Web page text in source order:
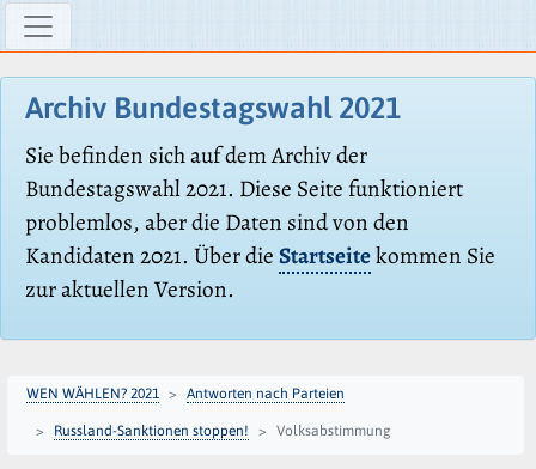
Archiv Bundestagswahl 2021
Sie befinden sich auf dem Archiv der
Bundestagswahl 2021. Diese Seite funktioniert
problemlos, aber die Daten sind von den
Kandidaten 2021. Über dieStartseitekommen Sie
zur aktuellen Version.
WEN WÄHLEN? 2021 Antworten nach Parteien
Russland-Sanktionen stoppen! Volksabstimmung